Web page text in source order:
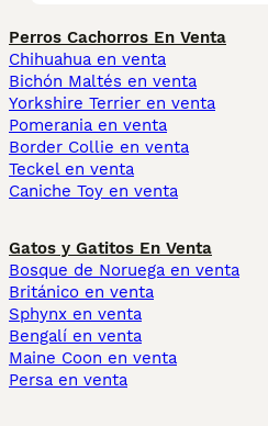
Perros Cachorros En Venta
Chihuahua en venta
Bichón Maltés en venta
Yorkshire Terrier en venta
Pomerania en venta
Border Collie en venta
Teckel en venta
Caniche Toy en venta
Gatos y Gatitos En Venta
Bosque de Noruega en venta
Británico en venta
Sphynx en venta
Bengalí en venta
Maine Coon en venta
Persa en venta